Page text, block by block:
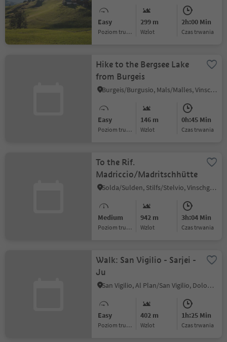
Easy
Poziom trudności
299 m
Wzlot
2h:00 Min
czas trwania
Hike to the Bergsee Lake
from Burgeis
Burgeis/Burgusio, Mals/Malles, Vinschgau/Val Venosta
Easy
Poziom trudności
146 m
Wzlot
0h:45 Min
czas trwania
To the Rif.
Madriccio/Madritschhütte
Solda/Sulden, Stilfs/Stelvio, Vinschgau/Val Venosta
Medium
Poziom trudności
942 m
Wzlot
3h:04 Min
czas trwania
Walk: San Vigilio - Sarjei -
Ju
San Vigilio, Al Plan/San Vigilio, Dolomites Region Kronplatz/Plan de Corones
Easy
Poziom trudności
402 m
Wzlot
1h:25 Min
czas trwania